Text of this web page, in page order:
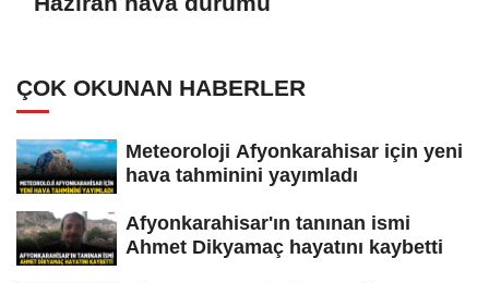
ÇOK OKUNAN HABERLER
Meteoroloji Afyonkarahisar için yeni
hava tahminini yayımladı
Afyonkarahisar'ın tanınan ismi
Ahmet Dikyamaç hayatını kaybetti